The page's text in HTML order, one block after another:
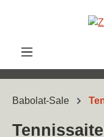
Zum Hauptinhalt
Babolat-Sale